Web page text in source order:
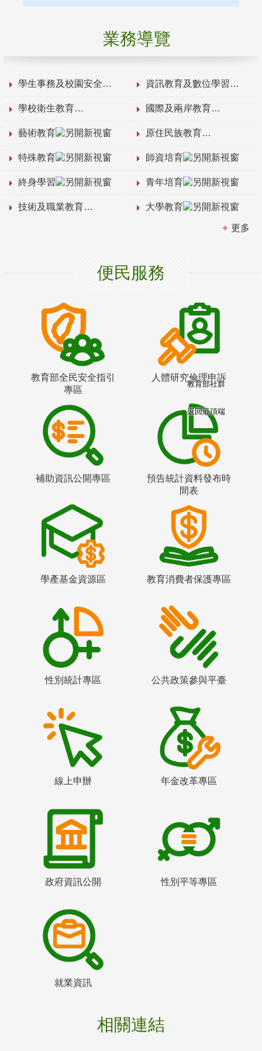
業務導覽
學生事務及校園安全 資訊教育及數位學習
學校衛生教育 國際及兩岸教育
藝術教育 原住民族教育
特殊教育 師資培育
終身學習 青年培育
技術及職業教育 大學教育
更多
便民服務
教育部全民安全指引
專區
人體研究倫理申訴
補助資訊公開專區
預告統計資料發布時
間表
學產基金資源區 教育消費者保護專區
性別統計專區 公共政策參與平臺
線上申辦 年金改革專區
政府資訊公開 性別平等專區
就業資訊
相關連結
教育部社群
返回最頂端